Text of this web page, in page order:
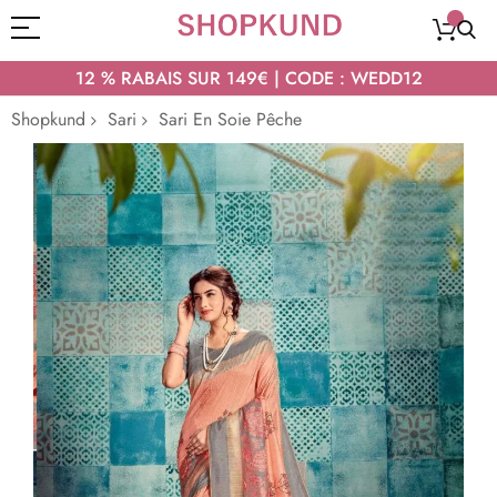
12 % RABAIS SUR 149€ | CODE : WEDD12
Shopkund
Sari Sari En Soie Pêche
Passer
à
la
fin
de
la
galerie
d’images